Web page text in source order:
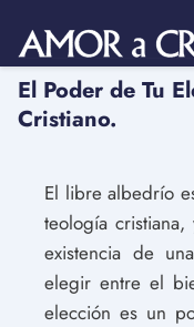
El Poder de Tu
Cristiano.
El libre albedrío
teología
existencia de
elegir entre el
elección es un